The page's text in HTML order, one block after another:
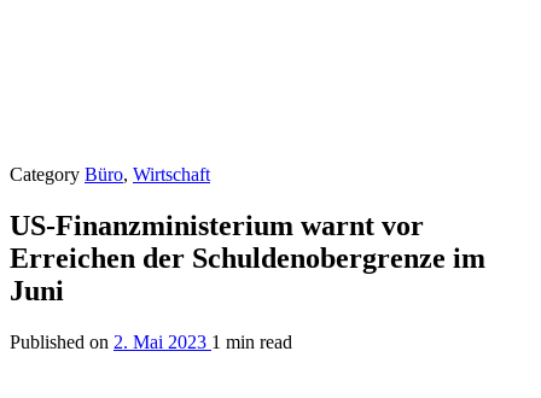
Category Büro, Wirtschaft
US-Finanzministerium warnt vor
Erreichen der Schuldenobergrenze im
Juni
Published on 2. Mai 2023 1 min read